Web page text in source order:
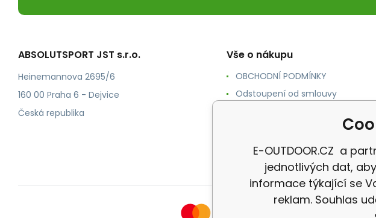
ABSOLUTSPORT JST s.r.o.
Heinemannova 2695/6
160 00 Praha 6 - Dejvice
Česká republika
Vše o nákupu
OBCHODNÍ PODMÍNKY
Odstoupení od smlouvy
Ochrana osobních údajů
E-OUTDOOR.CZ a
jednotlivých dat,
informace týkající se
reklam. Souhlas